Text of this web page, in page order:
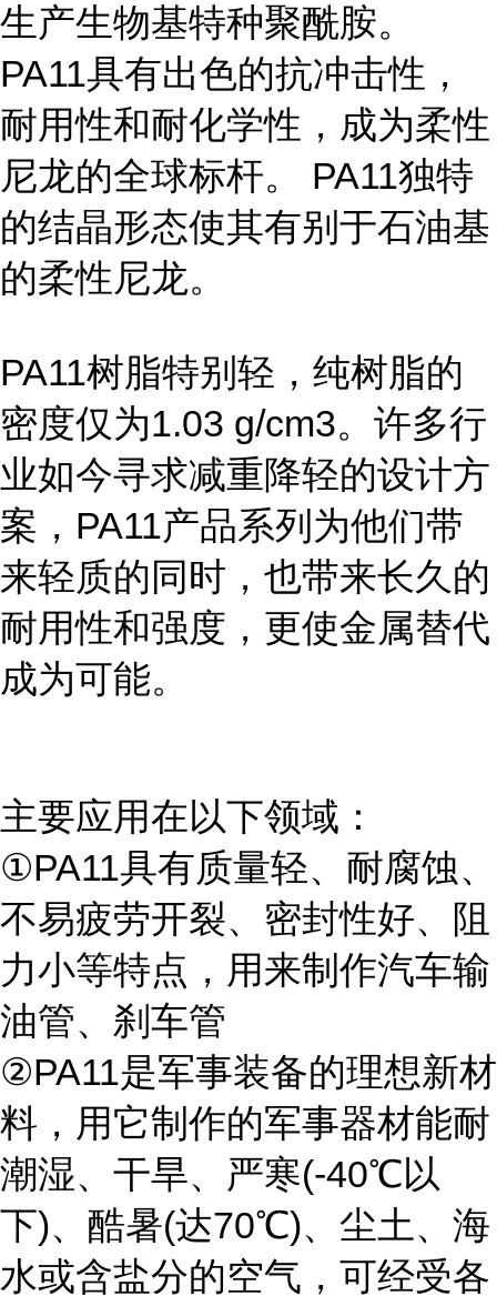
生产生物基特种聚酰胺。
PA11具有出色的抗冲击性，
耐用性和耐化学性，成为柔性
尼龙的全球标杆。 PA11独特
的结晶形态使其有别于石油基
的柔性尼龙。
PA11树脂特别轻，纯树脂的
密度仅为1.03 g/cm3。许多行
业如今寻求减重降轻的设计方
案，PA11产品系列为他们带
来轻质的同时，也带来长久的
耐用性和强度，更使金属替代
成为可能。
主要应用在以下领域：
①PA11具有质量轻、耐腐蚀、
不易疲劳开裂、密封性好、阻
力小等特点，用来制作汽车输
油管、刹车管
②PA11是军事装备的理想新材
料，用它制作的军事器材能耐
潮湿、干旱、严寒(-40℃以
下)、酷暑(达70℃)、尘土、海
水或含盐分的空气，可经受各